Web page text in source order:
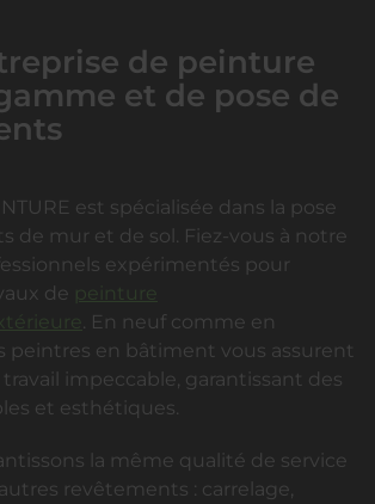
de peinture
et de pose de
est spécialisée dans la pose
de mur et de sol. Fiez-vous à notre
expérimentés pour
de peinture
. En neuf comme en
peintres en bâtiment vous assurent
impeccable, garantissant des
et esthétiques.
la même qualité de service
revêtements : carrelage,